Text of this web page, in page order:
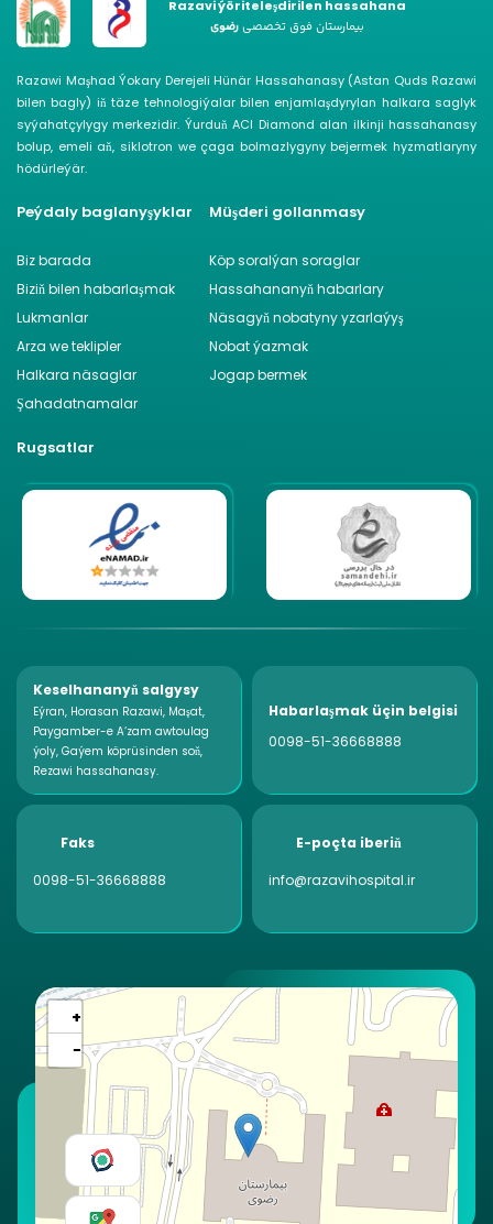
Razavi ýöriteleşdirilen hassahana
بیمارستان فوق تخصصیرضوی
Razawi Maşhad Ýokary Derejeli Hünär Hassahanasy (Astan Quds Razawi
bilen bagly) iň täze tehnologiýalar bilen enjamlaşdyrylan halkara saglyk
syýahatçylygy merkezidir. Ýurduň ACI Diamond alan ilkinji hassahanasy
bolup, emeli aň, siklotron we çaga bolmazlygyny bejermek hyzmatlaryny
hödürleýär.
Peýdaly baglanyşyklar
Biz barada
Biziň bilen habarlaşmak
Lukmanlar
Arza we teklipler
Halkara näsaglar
Şahadatnamalar
Müşderi gollanmasy
Köp soralýan soraglar
Hassahananyň habarlary
Näsagyň nobatyny yzarlaýyş
Nobat ýazmak
Jogap bermek
Rugsatlar
Keselhananyň salgysy
Eýran, Horasan Razawi, Maşat,
Paygamber-e A‘zam awtoulag
ýoly, Gaýem köprüsinden soň,
Rezawi hassahanasy.
Habarlaşmak üçin belgisi
0098-51-36668888
Faks
0098-51-36668888
E-poçta iberiň
info@razavihospital.ir
+
−